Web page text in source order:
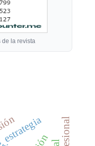
la revista
estrategia